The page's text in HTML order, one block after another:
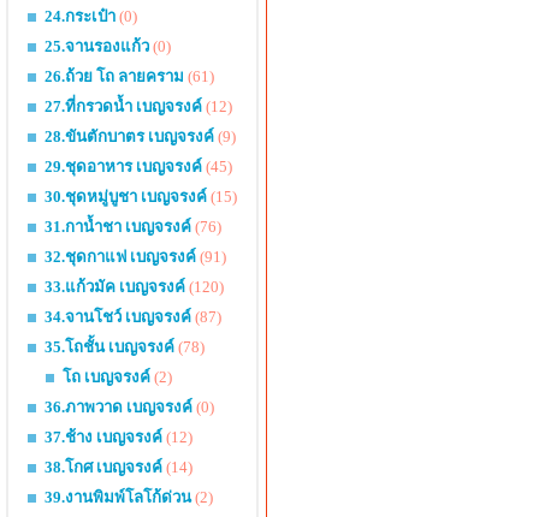
24.กระเป๋า (0)
25.จานรองแก้ว (0)
26.ถ้วย โถ ลายคราม (61)
27.ที่กรวดน้ำ เบญจรงค์ (12)
28.ขันตักบาตร เบญจรงค์ (9)
29.ชุดอาหาร เบญจรงค์ (45)
30.ชุดหมู่บูชา เบญจรงค์ (15)
31.กาน้ำชา เบญจรงค์ (76)
32.ชุดกาแฟ เบญจรงค์ (91)
33.แก้วมัค เบญจรงค์ (120)
34.จานโชว์ เบญจรงค์ (87)
35.โถชั้น เบญจรงค์ (78)
โถ เบญจรงค์ (2)
36.ภาพวาด เบญจรงค์ (0)
37.ช้าง เบญจรงค์ (12)
38.โกศ เบญจรงค์ (14)
39.งานพิมพ์โลโก้ด่วน(2)